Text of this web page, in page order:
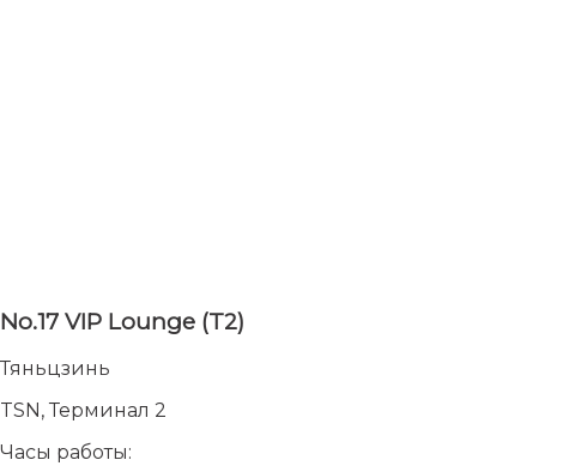
No.17 VIP Lounge (T2)
Тяньцзинь
TSN, Терминал 2
Часы работы: